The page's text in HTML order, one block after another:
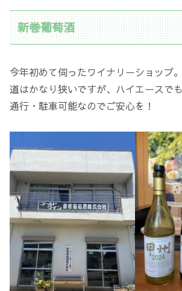
新巻葡萄酒
今年初めて伺ったワイナリーショップ。
道はかなり狭いですが、ハイエースでも
通行・駐車可能なのでご安心を！